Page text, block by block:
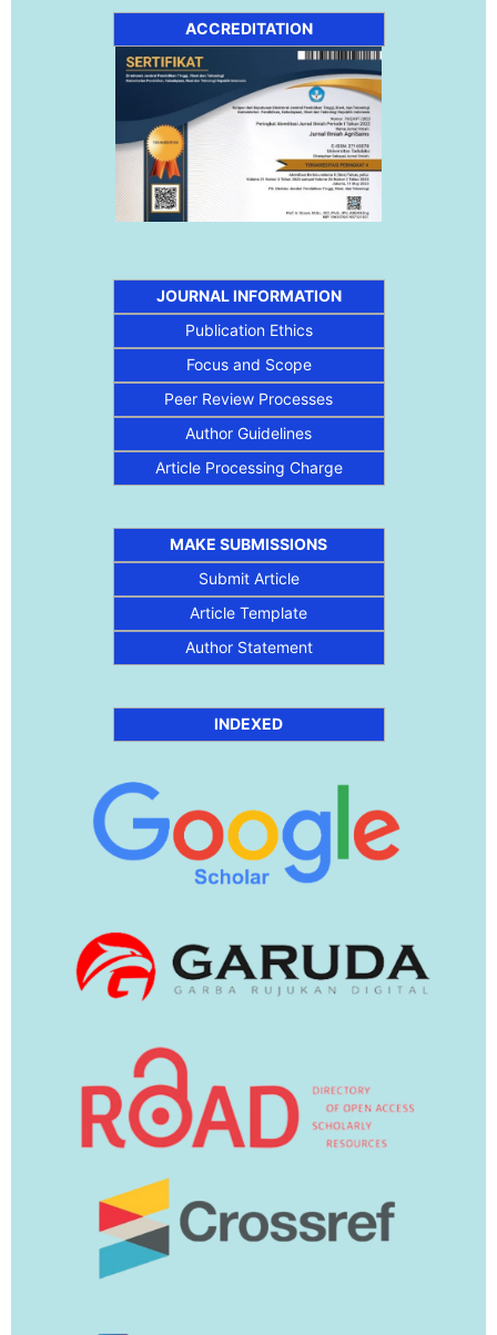
ACCREDITATION
JOURNAL INFORMATION
Publication Ethics
Focus and Scope
Peer Review Processes
Author Guidelines
Article Processing Charge
MAKE SUBMISSIONS
Submit Article
Article Template
Author Statement
INDEXED